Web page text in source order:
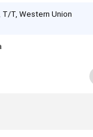
T/T, Western Union